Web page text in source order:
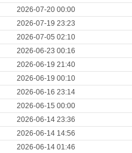
2026-07-20 00:00
2026-07-19 23:23
2026-07-05 02:10
2026-06-23 00:16
2026-06-19 21:40
2026-06-19 00:10
2026-06-16 23:14
2026-06-15 00:00
2026-06-14 23:36
2026-06-14 14:56
2026-06-14 01:46